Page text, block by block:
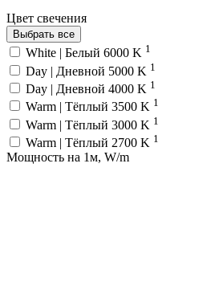
Цвет свечения
Выбрать все
White | Белый 6000 K 1
Day | Дневной 5000 K 1
Day | Дневной 4000 K 1
Warm | Тёплый 3500 K 1
Warm | Тёплый 3000 K 1
Warm | Тёплый 2700 K 1
Мощность на 1м, W/m